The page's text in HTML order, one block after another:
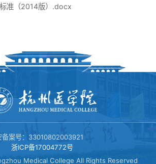
准（2014版）.docx
备案号：33010802003921
浙ICP备17004772号
Medical College All Rights Reserved